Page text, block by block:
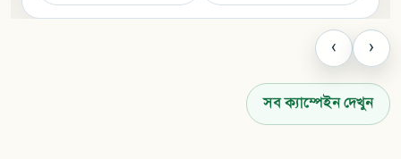
‹ ›
সব ক্যাম্পেইন দেখুন